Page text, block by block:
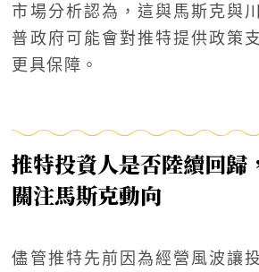
市場分析認為，這與馬斯克與
普政府可能會對推特提供政策
更具保障。
推特投資人是否陸續回歸
關注馬斯克動向
儘管推特先前因為經營風波讓